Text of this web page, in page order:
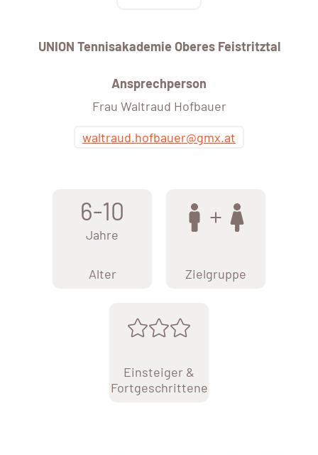
UNION Tennisakademie Oberes Feistritztal
Ansprechperson
Frau Waltraud Hofbauer
waltraud.hofbauer@gmx.at
6-10
Jahre
Alter Zielgruppe
Einsteiger &
Fortgeschrittene